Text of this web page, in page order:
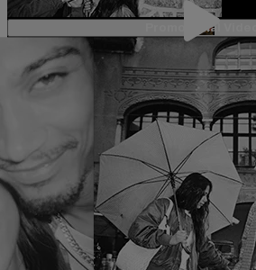
Promotional Video